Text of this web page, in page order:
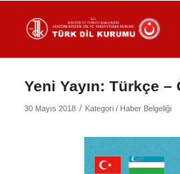
Yeni Yayın: Türkçe –
30 Mayıs 2018 / Kategori / Haber Belgeliği